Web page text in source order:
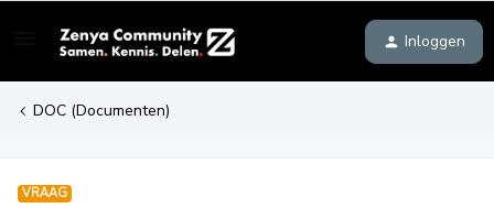
Inloggen
DOC (Documenten)
VRAAG